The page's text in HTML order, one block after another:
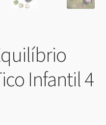
Infantil 4